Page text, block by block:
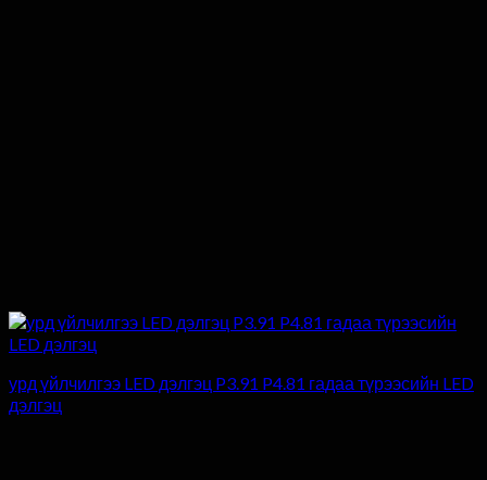
урд үйлчилгээ LED дэлгэц P3.91 P4.81 гадаа түрээсийн LED
дэлгэц